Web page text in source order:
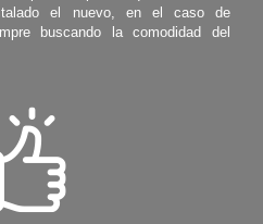
el nuevo, en el caso de
buscando la comodidad del